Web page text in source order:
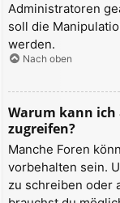
Administratoren
soll die
werden.
Nach oben
Warum kann
zugreifen?
Manche Foren
vorbehalten sein.
zu schreiben oder